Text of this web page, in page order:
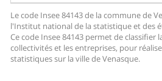
Le code Insee 84143 de la commune de
l'Institut national de la statistique et des
Ce code Insee 84143 permet de classifier
collectivités et les entreprises, pour
statistiques sur la ville de Venasque.